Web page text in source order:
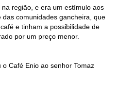
região, e era um estímulo aos
comunidades gancheira, que
e tinham a possibilidade de
por um preço menor.
Café Enio ao senhor Tomaz